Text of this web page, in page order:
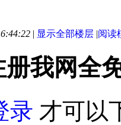
| 显示全部楼层 |阅读
我网全
录 才可以